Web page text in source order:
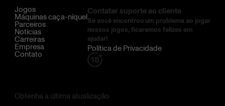
Jogos
Máquinas caça-níquel
Parceiros
Notícias
Carreiras
Empresa
Contato
Contatar suporte ao cliente
Se você encontrou um problema ao jogar
nossos jogos, ficaremos felizes em
ajudar!
Política de Privacidade
Obtenha a última atualização